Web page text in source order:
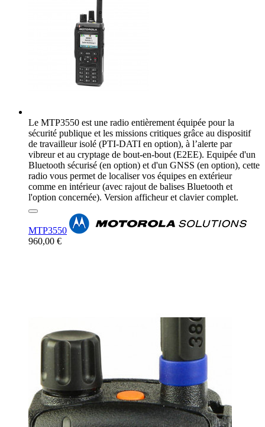
Le MTP3550 est une radio entièrement équipée pour la
sécurité publique et les missions critiques grâce au dispositif
de travailleur isolé (PTI-DATI en option), à l’alerte par
vibreur et au cryptage de bout-en-bout (E2EE). Equipée d'un
Bluetooth sécurisé (en option) et d'un GNSS (en option), cette
radio vous permet de localiser vos équipes en extérieur
comme en intérieur (avec rajout de balises Bluetooth et
l'option concernée). Version afficheur et clavier complet.
MTP3550
960,00 €